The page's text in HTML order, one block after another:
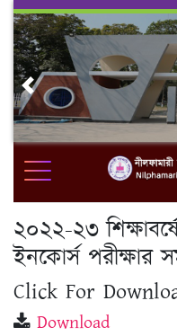
Skip
content
Previous
২০২২-২৩
ইনকোর্স পরীক্ষার
Click For
Download